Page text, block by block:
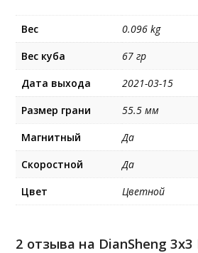
Вес
0.096 kg
Вес куба
67 гр
Дата выхода
2021-03-15
Размер грани
55.5 мм
Магнитный
Да
Скоростной
Да
Цвет
Цветной
2 отзыва на DianSheng 3x3